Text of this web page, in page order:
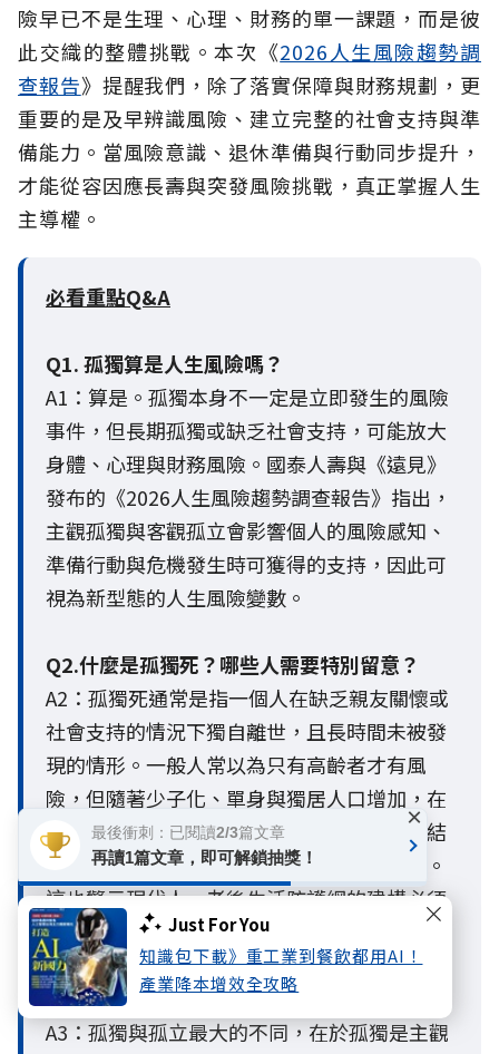
Just For You
知識包下載》重工業到餐飲都用AI！
產業降本增效全攻略
險早已不是生理、心理、財務的單一課題，而是彼
此交織的整體挑戰。本次《2026人生風險趨勢調
查報告》提醒我們，除了落實保障與財務規劃，更
重要的是及早辨識風險、建立完整的社會支持與準
備能力。當風險意識、退休準備與行動同步提升，
才能從容因應長壽與突發風險挑戰，真正掌握人生
主導權。
必看重點Q&A
Q1. 孤獨算是人生風險嗎？
A1：算是。孤獨本身不一定是立即發生的風險
事件，但長期孤獨或缺乏社會支持，可能放大
身體、心理與財務風險。國泰人壽與《遠見》
發布的《2026人生風險趨勢調查報告》指出，
主觀孤獨與客觀孤立會影響個人的風險感知、
準備行動與危機發生時可獲得的支持，因此可
視為新型態的人生風險變數。
Q2.什麼是孤獨死？哪些人需要特別留意？
A2：孤獨死通常是指一個人在缺乏親友關懷或
社會支持的情況下獨自離世，且長時間未被發
現的情形。一般人常以為只有高齡者才有風
險，但隨著少子化、單身與獨居人口增加，在
超高齡社會中，長期處於客觀孤立、社會連結
薄弱或缺乏支持網絡的人，都面臨較高風險。
這也警示現代人，老後生活防護網的建構必須
提早啟動。
Q3. 孤獨與孤立有什麼不同？
A3：孤獨與孤立最大的不同，在於孤獨是主觀
最後衝刺：已閱讀2/3篇文章
再讀1篇文章，即可解鎖抽獎！
×